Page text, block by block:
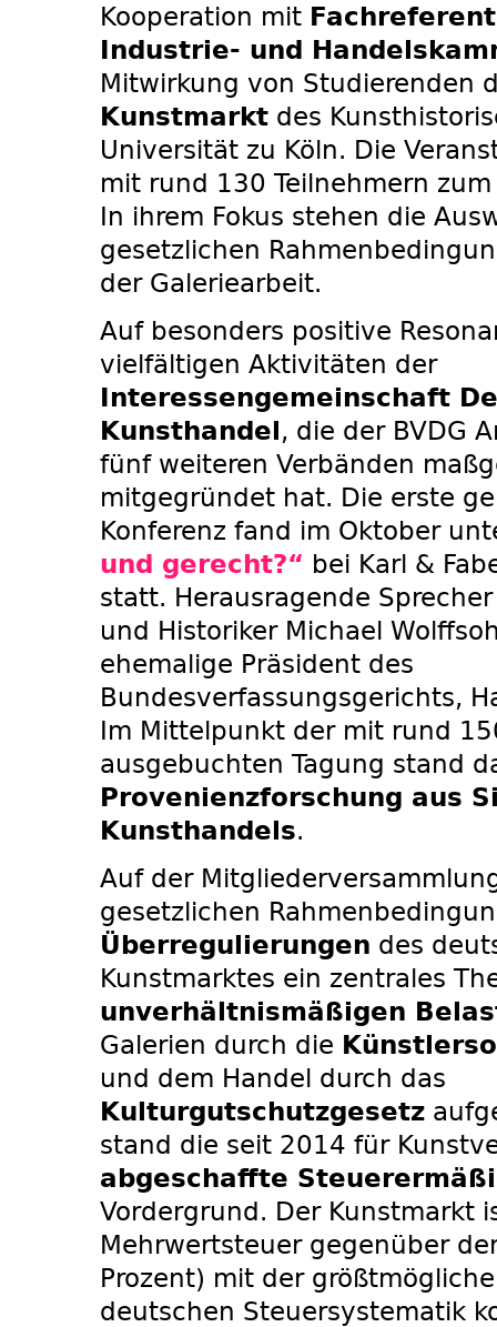
Kooperation mit
Industrie- und
Mitwirkung von Studierenden
Kunstmarkt des
Universität zu Köln. Die
mit rund 130 Teilnehmern
In ihrem Fokus stehen die
gesetzlichen
der Galeriearbeit.
Auf besonders positive
vielfältigen Aktivitäten der
Interessengemeinschaft
Kunsthandel, die der BVDG
fünf weiteren Verbänden
mitgegründet hat. Die erste
Konferenz fand im Oktober
und gerecht?“ bei Karl &
statt. Herausragende
und Historiker Michael
ehemalige Präsident des
Bundesverfassungsgerichts,
Im Mittelpunkt der mit rund
ausgebuchten Tagung stand
Provenienzforschung aus
Kunsthandels.
Auf der
gesetzlichen
Überregulierungen des
Kunstmarktes ein zentrales
unverhältnismäßigen
Galerien durch die
und dem Handel durch das
Kulturgutschutzgesetz
stand die seit 2014 für
abgeschaffte
Vordergrund. Der Kunstmarkt
Mehrwertsteuer gegenüber
Prozent) mit der
deutschen Steuersystematik